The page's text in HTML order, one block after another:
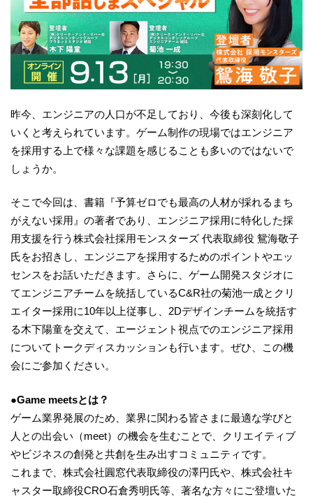
昨今、エンジニアの人口が不足しており、今後も深刻化して
いくと考えられています。ゲーム制作の現場ではエンジニア
を採用する上で様々な課題を感じることも多いのではないで
しょうか。
そこで今回は、書籍『予算ゼロでも最高の人材が採れるまち
がえない採用』の著者であり、エンジニア採用に特化した採
用支援を行う株式会社採用モンスターズ 代表取締役 鴛海敬子
氏をお招きし、エンジニアを採用するためのポイントやエッ
センスをお話いただきます。さらに、ゲーム開発スタジオに
てエンジニアチームを統括しているC&R社の菊池一成とクリ
エイター採用に10年以上従事し、2Dデザインチームを統括す
る木下陽童を交えて、エージェント視点でのエンジニア採用
についてトークディスカッションも行います。ぜひ、この機
会にご参加ください。
●Game meetsとは？
ゲーム業界発展のため、業界に関わる皆さまに最適な学びと
人との出会い（meet）の機会を生むことで、クリエイティブ
やビジネスの創発と共創を生み出すコミュニティです。
これまで、株式会社圓窓代表取締役の澤円氏や、株式会社キ
ャスター取締役CRO石倉秀明氏等、著名な方々にご登壇いた